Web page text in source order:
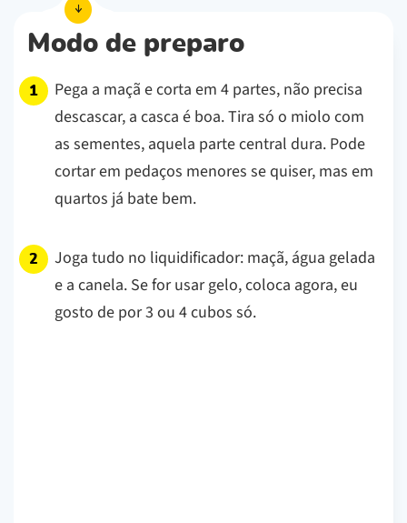
Modo de preparo
Pega a maçã e corta em 4 partes, não precisa
descascar, a casca é boa. Tira só o miolo com
as sementes, aquela parte central dura. Pode
cortar em pedaços menores se quiser, mas em
quartos já bate bem.
Joga tudo no liquidificador: maçã, água gelada
e a canela. Se for usar gelo, coloca agora, eu
gosto de por 3 ou 4 cubos só.